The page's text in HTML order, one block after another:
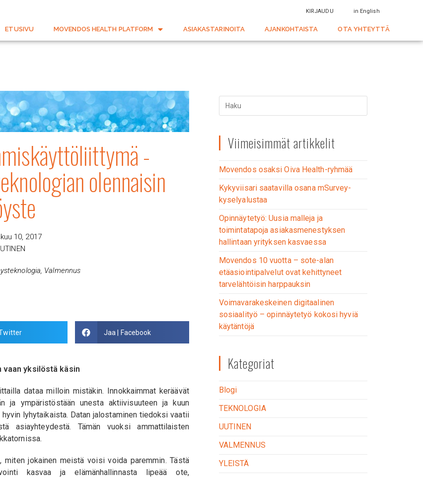
KIRJAUDU in English
ETUSIVU MOVENDOS HEALTH PLATFORM ASIAKASTARINOITA AJANKOHTAISTA OTA YHTEYTTÄ
-
olennaisin
10, 2017
, Valmennus
Jaa | Facebook
yksilöstä käsin
dataa milloin mistäkin. Innokkaimmat keräävät
ja ympäristöstään unesta aktiivisuuteen ja kuun
lyhytaikaista. Datan jalostaminen tiedoksi vaatii
asiayhteydestä. Tämän vuoksi ammattilaisten
miten jokainen meistä voisi voida paremmin. Tästä
kasvaa ja elämänhallinnasta lipeää ote,
Viimeisimmät artikkelit
Movendos osaksi Oiva Health-ryhmää
Kykyviisari saatavilla osana mSurvey-
kyselyalustaa
Opinnäytetyö: Uusia malleja ja
toimintatapoja asiakasmenestyksen
hallintaan yrityksen kasvaessa
Movendos 10 vuotta – sote-alan
etäasiointipalvelut ovat kehittyneet
tarvelähtöisin harppauksin
Voimavarakeskeinen digitaalinen
sosiaalityö – opinnäytetyö kokosi hyviä
käytäntöjä
Kategoriat
Blogi
TEKNOLOGIA
UUTINEN
VALMENNUS
YLEISTÄ